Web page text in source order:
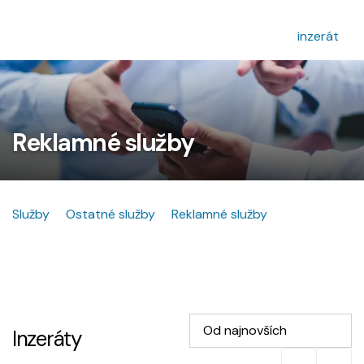
inzerát
Reklamné služby
Služby Ostatné služby Reklamné služby
Inzeráty Od najnovších